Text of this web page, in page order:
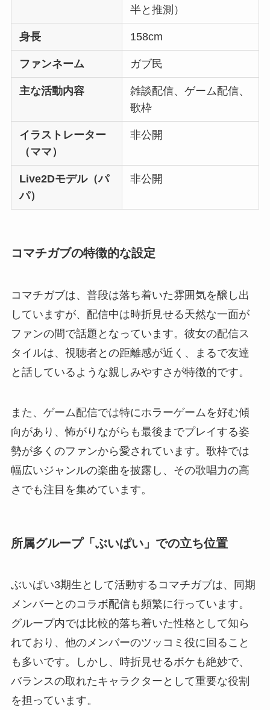
半と推測）
身長 158cm
ファンネーム ガブ民
主な活動内容
雑談配信、ゲーム配信、
歌枠
イラストレーター
（ママ）
非公開
Live2Dモデル（パ
パ）
非公開
コマチガブの特徴的な設定
コマチガブは、普段は落ち着いた雰囲気を醸し出
していますが、配信中は時折見せる天然な一面が
ファンの間で話題となっています。彼女の配信ス
タイルは、視聴者との距離感が近く、まるで友達
と話しているような親しみやすさが特徴的です。
また、ゲーム配信では特にホラーゲームを好む傾
向があり、怖がりながらも最後までプレイする姿
勢が多くのファンから愛されています。歌枠では
幅広いジャンルの楽曲を披露し、その歌唱力の高
さでも注目を集めています。
所属グループ「ぶいぱい」での立ち位置
ぶいぱい3期生として活動するコマチガブは、同期
メンバーとのコラボ配信も頻繁に行っています。
グループ内では比較的落ち着いた性格として知ら
れており、他のメンバーのツッコミ役に回ること
も多いです。しかし、時折見せるボケも絶妙で、
バランスの取れたキャラクターとして重要な役割
を担っています。